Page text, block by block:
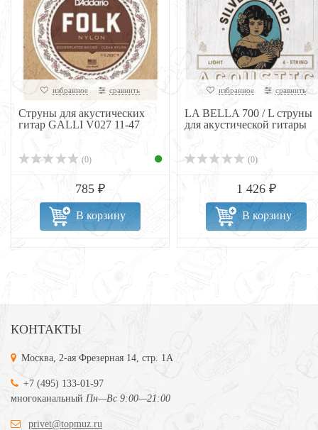
избранное сравнить
Струны для акустических
гитар GALLI V027 11-47
(0)
785 ₽
В корзину
избранное сравнить
LA BELLA 700 / L струны
для акустической гитары
(0)
1 426 ₽
В корзину
КОНТАКТЫ
Москва, 2-ая Фрезерная 14, стр. 1А
+7 (495) 133-01-97
многоканальный Пн—Вс 9:00—21:00
privet@topmuz.ru